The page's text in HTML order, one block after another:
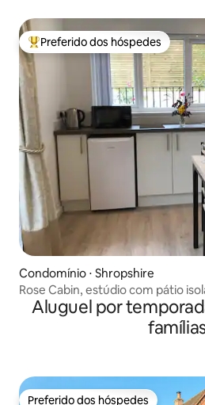
Entre os melhores preferidos dos
Preferido dos hóspedes
Condomínio ⋅ Shropshire
Rose Cabin, estúdio com pátio
Aluguel por
Preferido dos hóspedes